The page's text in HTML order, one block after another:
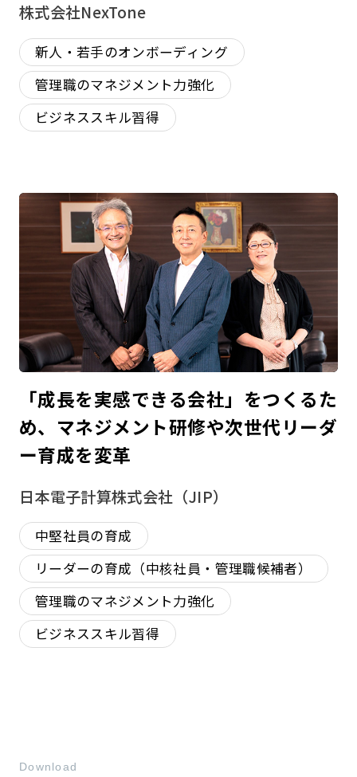
株式会社NexTone
新人・若手のオンボーディング
管理職のマネジメント力強化
ビジネススキル習得
「成長を実感できる会社」をつくるた
め、マネジメント研修や次世代リーダ
ー育成を変革
日本電子計算株式会社（JIP）
中堅社員の育成
リーダーの育成（中核社員・管理職候補者）
管理職のマネジメント力強化
ビジネススキル習得
Download